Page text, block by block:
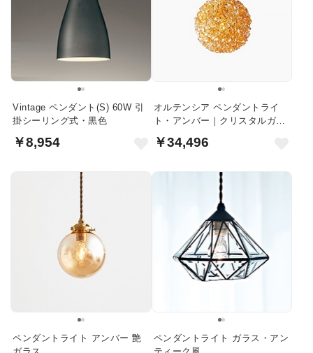
Vintage ペンダント(S) 60W 引
掛シーリング式・黒色
￥8,954
オルテンシア ペンダントライ
ト・アンバー｜クリスタルガラ
￥34,496
ペンダントライト アンバー 艶
ガラス
ペンダントライト ガラス・アン
ティーク風